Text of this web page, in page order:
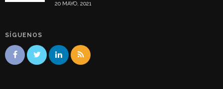
20 MAYO, 2021
SÍGUENOS